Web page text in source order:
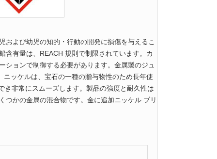
よび幼児の知的・行動の開発に損傷を与えるこ
含有量は、REACH 規則で制限されています。カ
ョンで制御する必要があります。金属製のジュ
ッケルは、宝石の一種の贈与物性のため長年使
非常にスムーズします。製品の強度と耐久性は
つかの金属の混合物です。金に追加ニッケル ブリ